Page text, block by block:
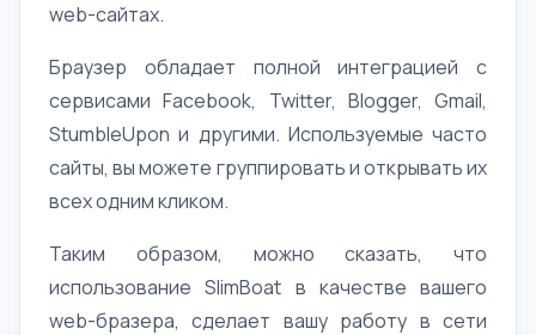
web-сайтах.
Браузер обладает полной интеграцией с
сервисами Facebook, Twitter, Blоgger, Gmail,
StumbleUpon и другими. Используемые часто
сайты, вы можете группировать и открывать их
всех одним кликом.
Таким образом, можно сказать, что
использование SlimBoat в качестве вашего
web-бразера, сделает вашу работу в сети